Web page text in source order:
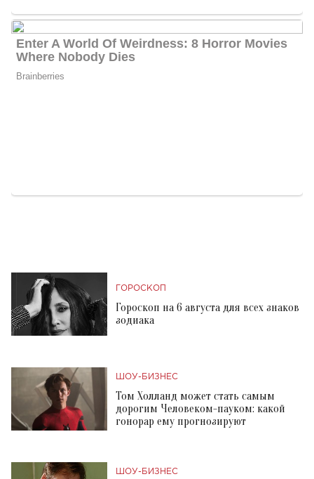
ГОРОСКОП
Гороскоп на 6 августа для всех знаков
зодиака
ШОУ-БИЗНЕС
Том Холланд может стать самым
дорогим Человеком-пауком: какой
гонорар ему прогнозируют
ШОУ-БИЗНЕС